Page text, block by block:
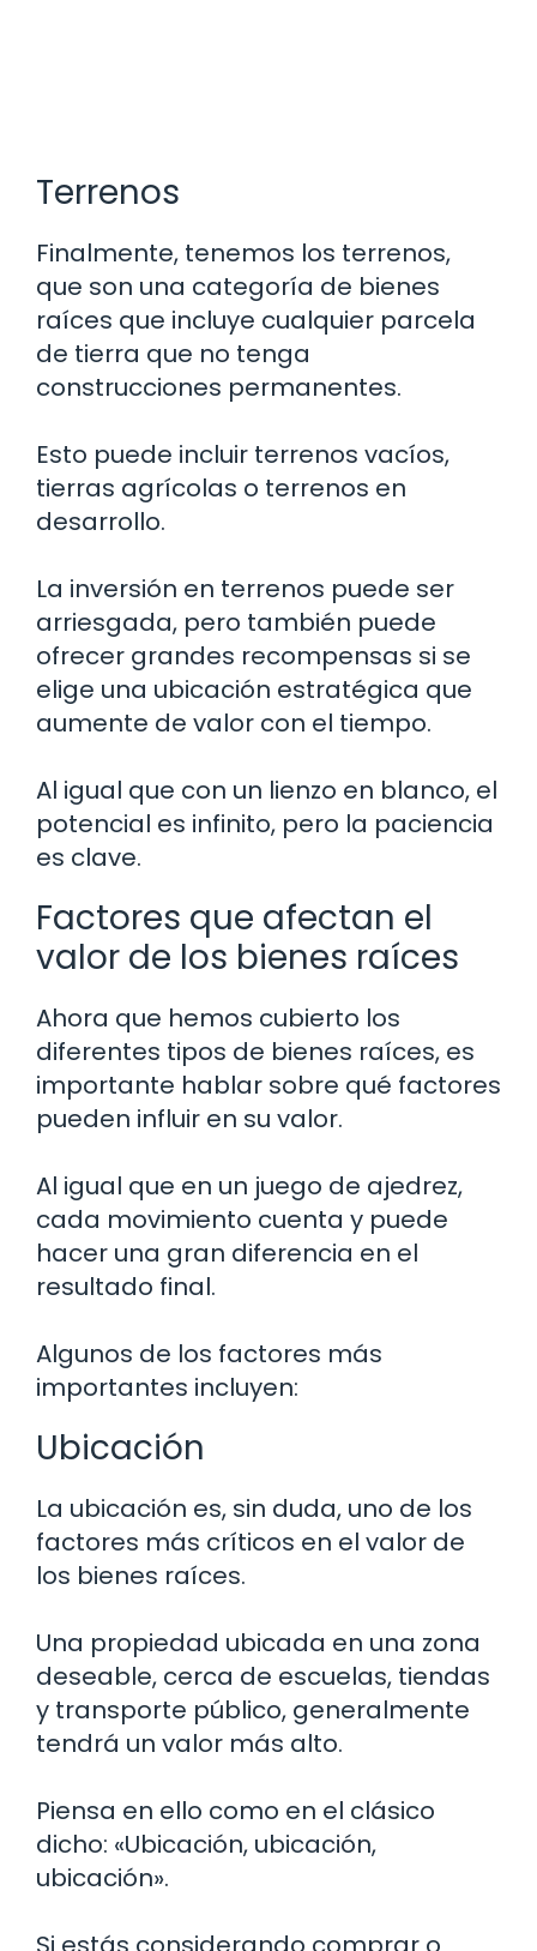
Terrenos
Finalmente, tenemos los terrenos,
que son una categoría de bienes
raíces que incluye cualquier parcela
de tierra que no tenga
construcciones permanentes.
Esto puede incluir terrenos vacíos,
tierras agrícolas o terrenos en
desarrollo.
La inversión en terrenos puede ser
arriesgada, pero también puede
ofrecer grandes recompensas si se
elige una ubicación estratégica que
aumente de valor con el tiempo.
Al igual que con un lienzo en blanco, el
potencial es infinito, pero la paciencia
es clave.
Factores que afectan el
valor de los bienes raíces
Ahora que hemos cubierto los
diferentes tipos de bienes raíces, es
importante hablar sobre qué factores
pueden influir en su valor.
Al igual que en un juego de ajedrez,
cada movimiento cuenta y puede
hacer una gran diferencia en el
resultado final.
Algunos de los factores más
importantes incluyen:
Ubicación
La ubicación es, sin duda, uno de los
factores más críticos en el valor de
los bienes raíces.
Una propiedad ubicada en una zona
deseable, cerca de escuelas, tiendas
y transporte público, generalmente
tendrá un valor más alto.
Piensa en ello como en el clásico
dicho: «Ubicación, ubicación,
ubicación».